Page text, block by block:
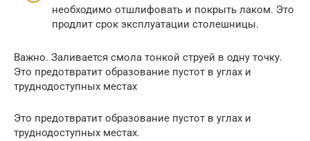
необходимо отшлифовать и покрыть лаком. Это
продлит срок эксплуатации столешницы.
Важно. Заливается смола тонкой струей в одну точку.
Это предотвратит образование пустот в углах и
труднодоступных местах
Это предотвратит образование пустот в углах и
труднодоступных местах.